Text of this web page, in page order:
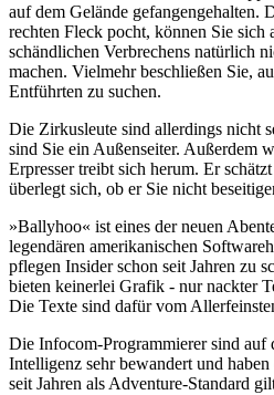
auf dem Gelände gefangengehalten.
rechten Fleck pocht, können Sie sich
schändlichen Verbrechens natürlich
machen. Vielmehr beschließen Sie,
Entführten zu suchen.
Die Zirkusleute sind allerdings nicht
sind Sie ein Außenseiter. Außerdem
Erpresser treibt sich herum. Er
überlegt sich, ob er Sie nicht
»Ballyhoo« ist eines der neuen
legendären amerikanischen
pflegen Insider schon seit Jahren zu
bieten keinerlei Grafik - nur nackter
Die Texte sind dafür vom
Die Infocom-Programmierer sind auf
Intelligenz sehr bewandert und
seit Jahren als Adventure-Standard